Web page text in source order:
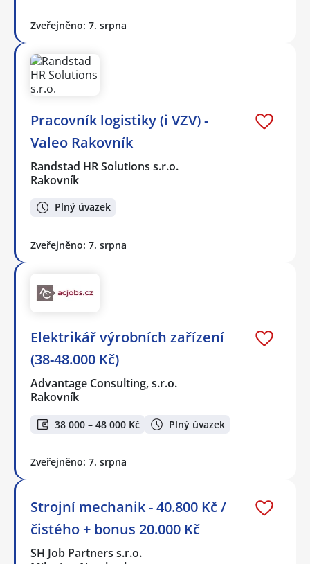
Zveřejněno: 7. srpna
Pracovník logistiky (i VZV) -
Valeo Rakovník
Randstad HR Solutions s.r.o.
Rakovník
Plný úvazek
Zveřejněno: 7. srpna
Elektrikář výrobních zařízení
(38-48.000 Kč)
Advantage Consulting, s.r.o.
Rakovník
38 000 – 48 000 Kč Plný úvazek
Zveřejněno: 7. srpna
Strojní mechanik - 40.800 Kč /
čistého + bonus 20.000 Kč
SH Job Partners s.r.o.